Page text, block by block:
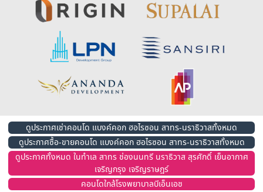
ดูประกาศเช่าคอนโด แบงค์คอก ฮอไรซอน สาทร-นราธิวาสทั้งหมด
ดูประกาศซื้อ-ขายคอนโด แบงค์คอก ฮอไรซอน สาทร-นราธิวาสทั้งหมด
ดูประกาศทั้งหมด ในทำเล สาทร ช่องนนทรี นราธิวาส สุรศักดิ์ เย็นอากาศ
เจริญกรุง เจริญราษฎร์
คอนโดใกล้โรงพยาบาลบีเอ็นเอช